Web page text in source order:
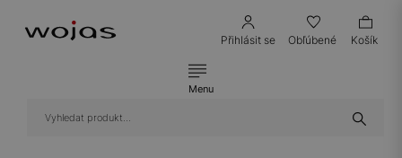
Přihlásit se Obľúbené Košík
Menu